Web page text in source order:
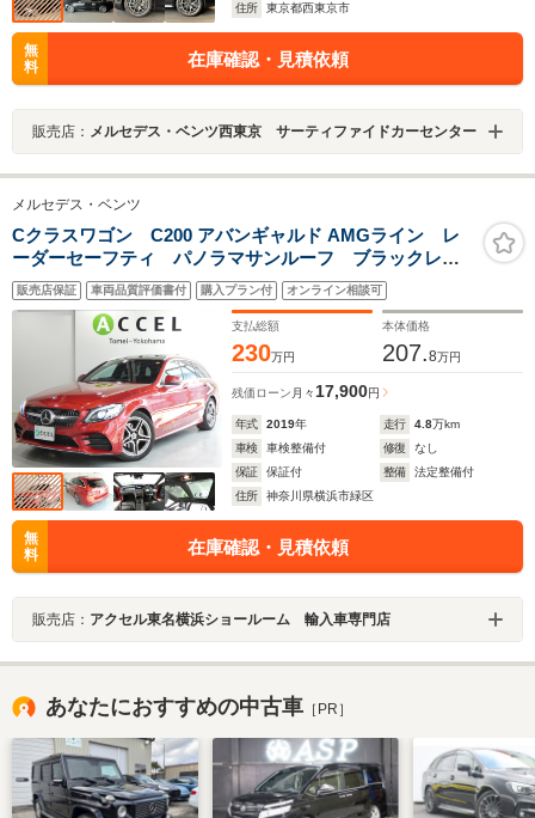
住所
東京都西東京市
無
料
在庫確認・見積依頼
販売店： メルセデス・ベンツ西東京 サーティファイドカーセンター
メルセデス・ベンツ
Cクラスワゴン C200 アバンギャルド AMGライン レ
ーダーセーフティ パノラマサンルーフ ブラックレザ
ーシート&シートヒーター 純正ナビTVカメラ AMGエ
アロ&18インチアルミ マルチビームLED キーレスゴ
ー ドラレコ 電動テールゲート 後期型
販売店保証 車両品質評価書付 購入プラン付 オンライン相談可
支払総額
230万円
本体価格
207.8万円
残価ローン 月々17,900円
年式 2019年 走行 4.8万km
車検
車検整備付 修復
なし
保証
保証付 整備
法定整備付
住所
神奈川県横浜市緑区
無
料
在庫確認・見積依頼
販売店： アクセル東名横浜ショールーム 輸入車専門店
あなたにおすすめの中古車 ［PR］